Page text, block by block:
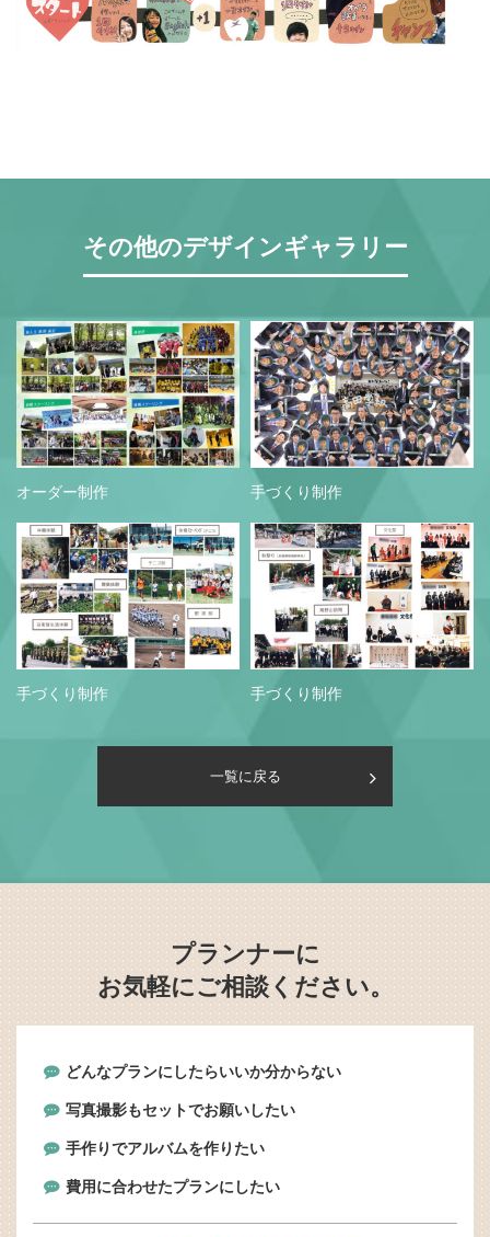
その他のデザインギャラリー
オーダー制作 手づくり制作
手づくり制作 手づくり制作
一覧に戻る
プランナーに
お気軽にご相談ください。
どんなプランにしたらいいか分からない
写真撮影もセットでお願いしたい
手作りでアルバムを作りたい
費用に合わせたプランにしたい
営業時間 9:30~18:30 (土日祝休み)